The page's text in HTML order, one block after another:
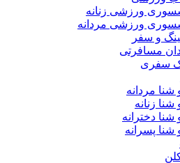
ورزشی زنانه
ورزشی مردانه
و سفر
مسافرتی
سفری
شنا مردانه
شنا زنانه
شنا دخترانه
شنا پسرانه